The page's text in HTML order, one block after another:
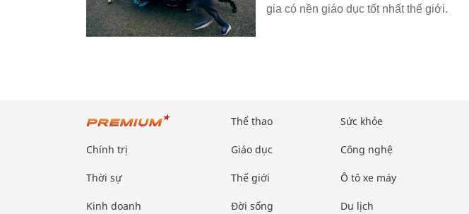
gia có nền giáo dục tốt nhất thế giới.
Chính trị
Thời sự
Kinh doanh
Thể thao
Giáo dục
Thế giới
Đời sống
Sức khỏe
Công nghệ
Ô tô xe máy
Du lịch